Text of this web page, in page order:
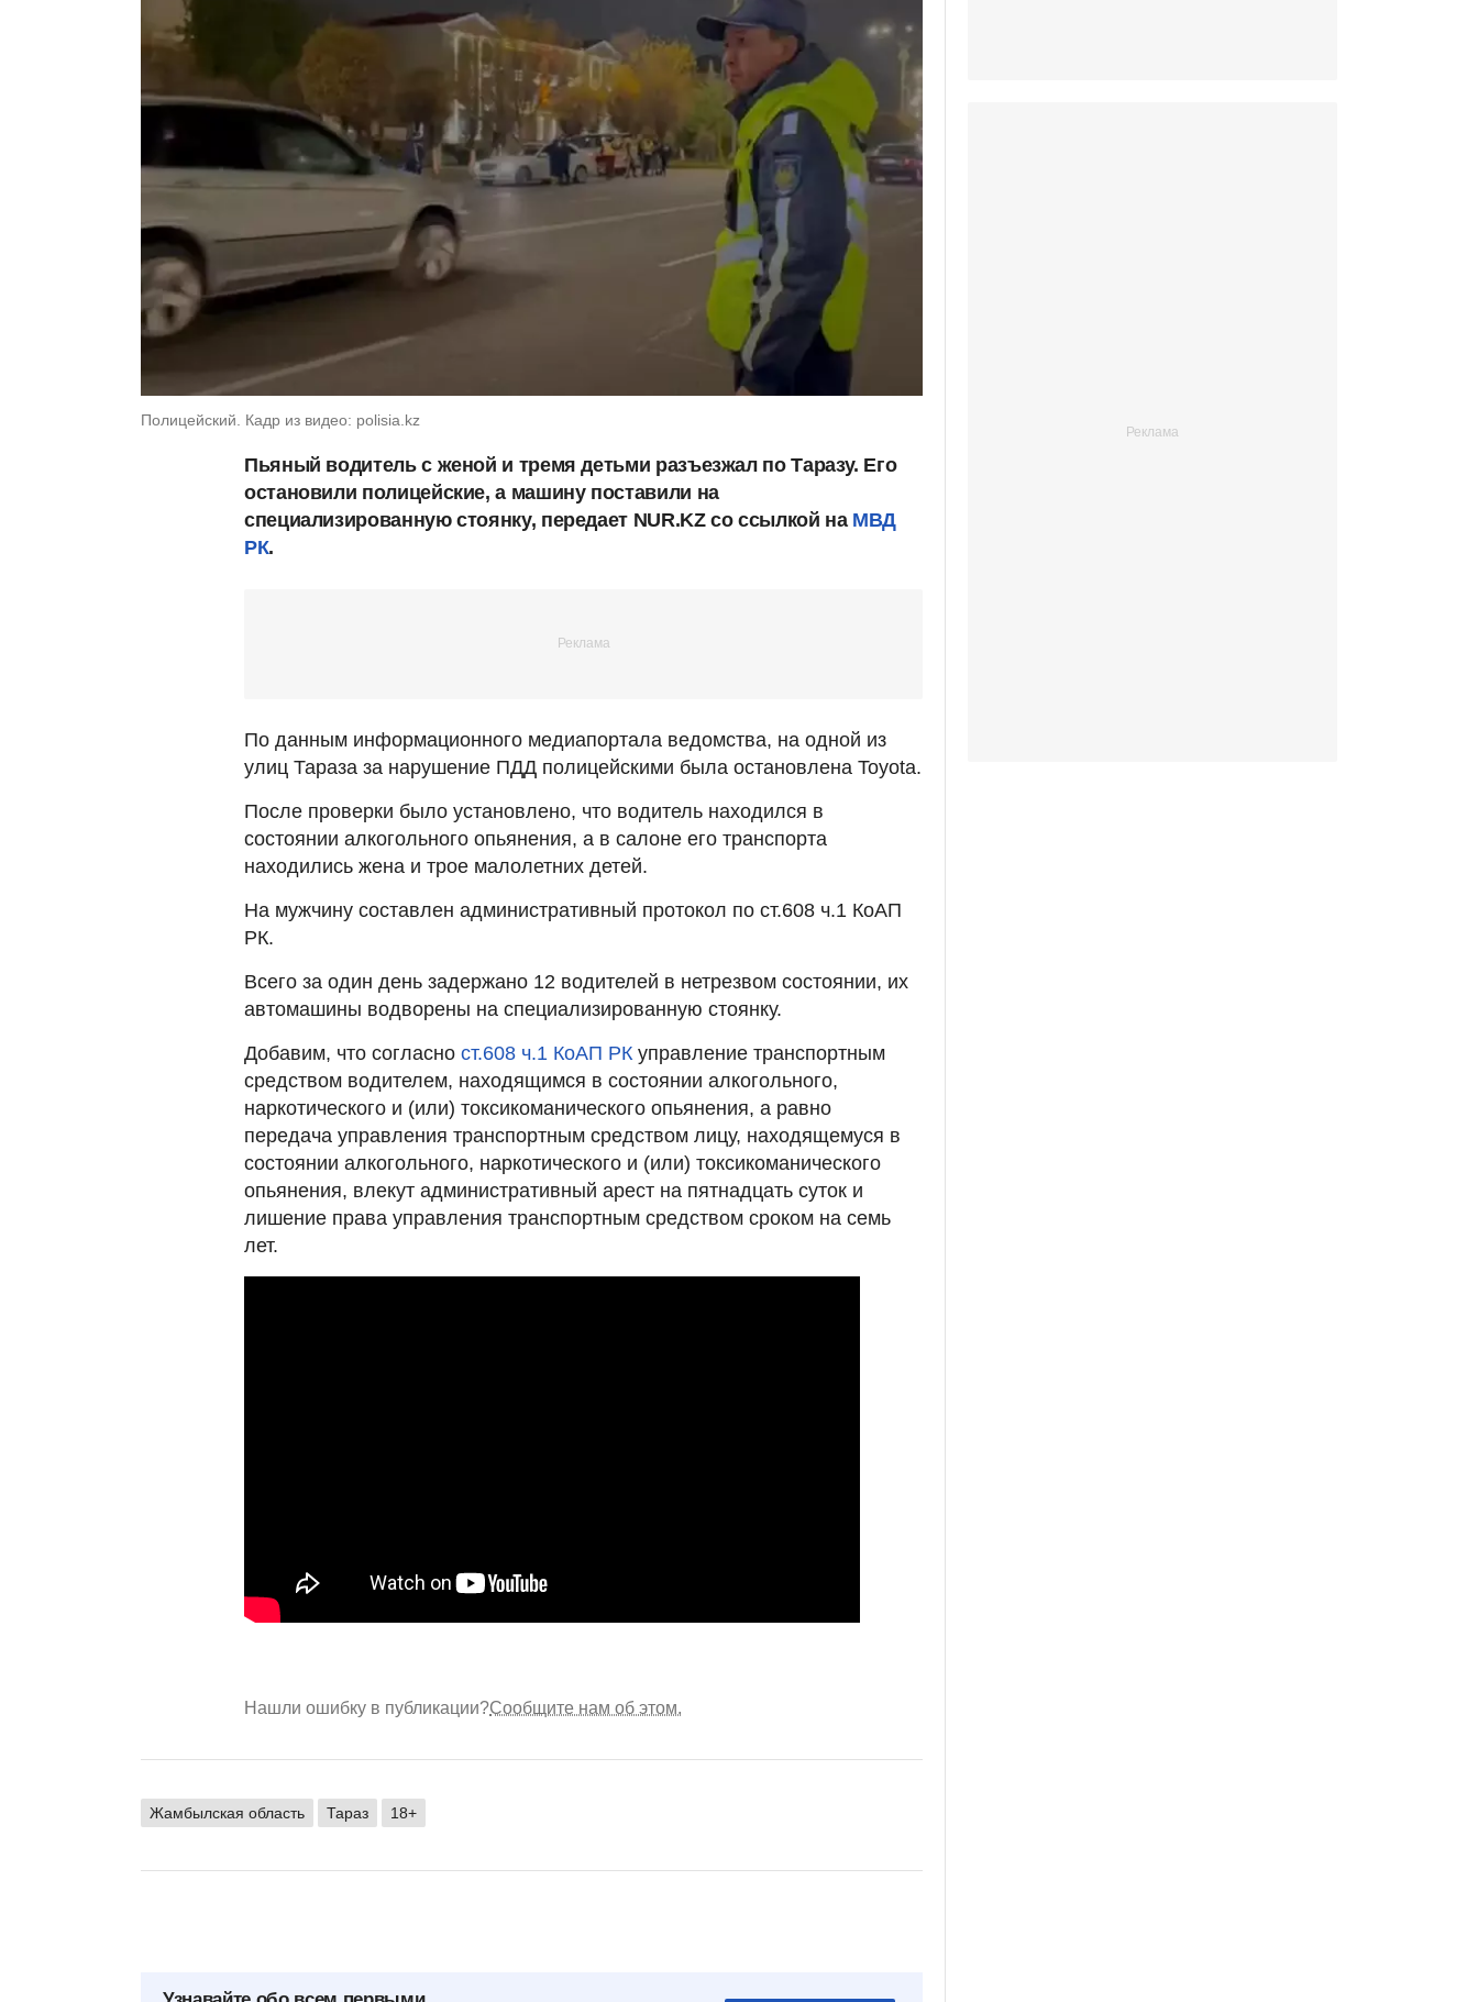
Полицейский. Кадр из видео: polisia.kz
Пьяный водитель с женой и тремя детьми разъезжал по Таразу. Его
остановили полицейские, а машину поставили на
специализированную стоянку, передает NUR.KZ со ссылкой на МВД
РК.
По данным информационного медиапортала ведомства, на одной из
улиц Тараза за нарушение ПДД полицейскими была остановлена Toyota.
После проверки было установлено, что водитель находился в
состоянии алкогольного опьянения, а в салоне его транспорта
находились жена и трое малолетних детей.
На мужчину составлен административный протокол по ст.608 ч.1 КоАП
РК.
Всего за один день задержано 12 водителей в нетрезвом состоянии, их
автомашины водворены на специализированную стоянку.
Добавим, что согласно ст.608 ч.1 КоАП РК управление транспортным
средством водителем, находящимся в состоянии алкогольного,
наркотического и (или) токсикоманического опьянения, а равно
передача управления транспортным средством лицу, находящемуся в
состоянии алкогольного, наркотического и (или) токсикоманического
опьянения, влекут административный арест на пятнадцать суток и
лишение права управления транспортным средством сроком на семь
лет.
Нашли ошибку в публикации?Сообщите нам об этом.
Жамбылская область Тараз 18+